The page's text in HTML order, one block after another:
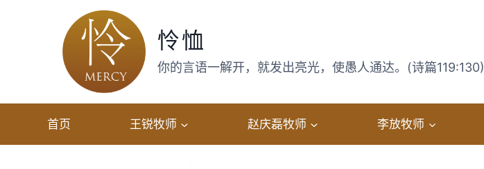
怜恤
你的言语一解开，就发出亮光，使愚人通达。(诗篇119:130)
首页 王锐牧师 赵庆磊牧师 李放牧师